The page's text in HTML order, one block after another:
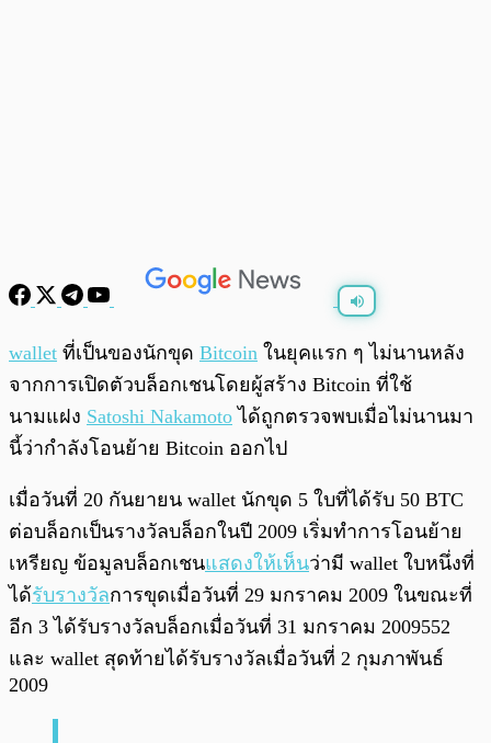
พร้อมเล่น 0:00
wallet ที่เป็นของนักขุด Bitcoin ในยุคแรก ๆ ไม่นานหลัง
จากการเปิดตัวบล็อกเชนโดยผู้สร้าง Bitcoin ที่ใช้
นามแฝง Satoshi Nakamoto ได้ถูกตรวจพบเมื่อไม่นานมา
นี้ว่ากำลังโอนย้าย Bitcoin ออกไป
เมื่อวันที่ 20 กันยายน wallet นักขุด 5 ใบที่ได้รับ 50 BTC
ต่อบล็อกเป็นรางวัลบล็อกในปี 2009 เริ่มทำการโอนย้าย
เหรียญ ข้อมูลบล็อกเชนแสดงให้เห็นว่ามี wallet ใบหนึ่งที่
ได้รับรางวัลการขุดเมื่อวันที่ 29 มกราคม 2009 ในขณะที่
อีก 3 ได้รับรางวัลบล็อกเมื่อวันที่ 31 มกราคม 2009552
และ wallet สุดท้ายได้รับรางวัลเมื่อวันที่ 2 กุมภาพันธ์
2009